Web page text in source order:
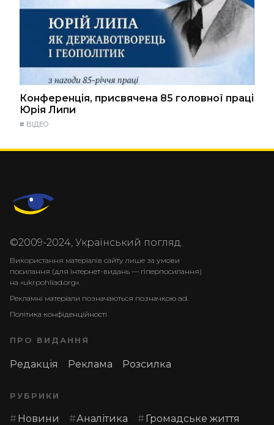
Конференція, присвячена 85 головної праці
Юрія Липи
# ВІДЕО
©2009-2024, Український погляд.
Використання матеріалів сайту лише за умови
посилання (для інтернет-видань — гіперпосилання)
на «ukrpohliad.org».
Рекламні матеріали позначаються позначкою ad.
Політика конфіденційності
ПРО ВИДАННЯ
Редакція Реклама Розсилка
РУБРИКИ
Новини Аналітика Громадське життя